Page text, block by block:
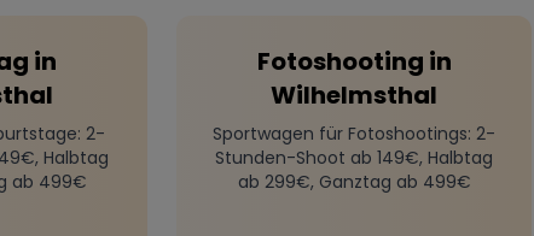
in
: 2-
Halbtag
ab 499€
Fotoshooting in
Wilhelmsthal
Sportwagen für Fotoshootings: 2-
Stunden-Shoot ab 149€, Halbtag
ab 299€, Ganztag ab 499€